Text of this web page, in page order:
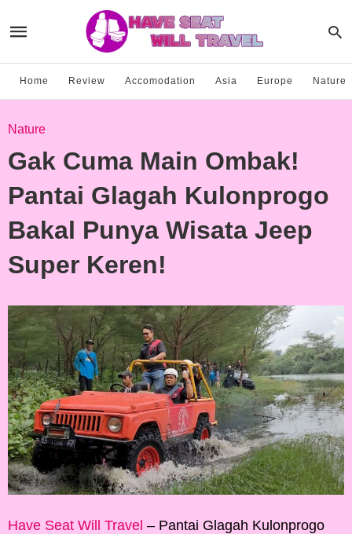
Home Review Accomodation Asia Europe Nature
Nature
Gak Cuma Main Ombak!
Pantai Glagah Kulonprogo
Bakal Punya Wisata Jeep
Super Keren!
Have Seat Will Travel – Pantai Glagah Kulonprogo